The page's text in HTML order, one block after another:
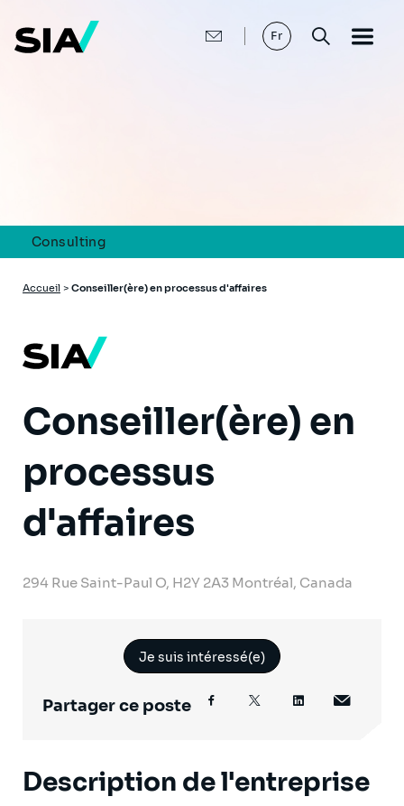
contenu
principal
Fr
Consulting
Fil
Accueil > Conseiller(ère) en processus d'affaires
Conseiller(ère) en
processus
d'affaires
294 Rue Saint-Paul O, H2Y 2A3 Montréal, Canada
Je suis intéressé(e)
Partager ce poste
Description de l'entreprise